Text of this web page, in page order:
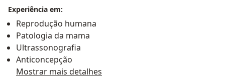
bem-estar, qualidade de vida e confiança em cada
etapa do acompanhamento ginecológico e
mastológico.
Experiência em:
Reprodução humana
Patologia da mama
Ultrassonografia
Anticoncepção
Mostrar mais detalhes